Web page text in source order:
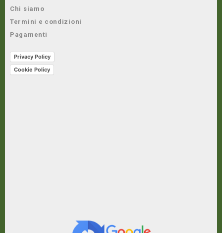
Chi siamo
Termini e condizioni
Pagamenti
Privacy Policy
Cookie Policy